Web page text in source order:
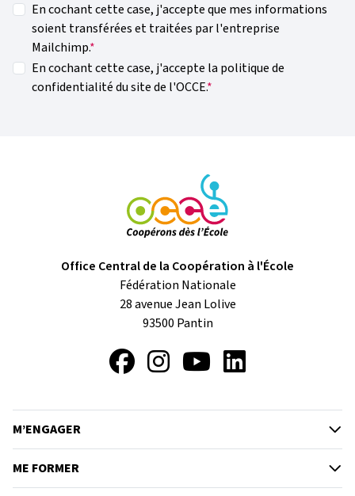
En cochant cette case, j'accepte que mes informations
soient transférées et traitées par l'entreprise
Mailchimp.
En cochant cette case, j'accepte la politique de
confidentialité du site de l'OCCE.
Office Central de la Coopération à l'École
Fédération Nationale
28 avenue Jean Lolive
93500 Pantin
FacebookInstagramYouTube
M’ENGAGER
ME FORMER